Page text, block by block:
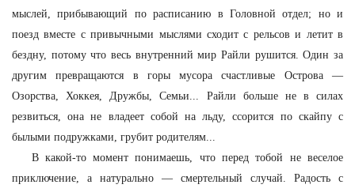
мыслей, прибывающий по расписанию в Головной отдел; но и
поезд вместе с привычными мыслями сходит с рельсов и летит в
бездну, потому что весь внутренний мир Райли рушится. Один за
другим превращаются в горы мусора счастливые Острова —
Озорства, Хоккея, Дружбы, Семьи... Райли больше не в силах
резвиться, она не владеет собой на льду, ссорится по скайпу с
былыми подружками, грубит родителям...
В какой-то момент понимаешь, что перед тобой не веселое
приключение, а натурально — смертельный случай. Радость с